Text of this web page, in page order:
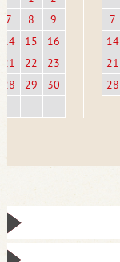
7
8
9
14
15
16
21
22
23
28
29 30
7
14
21
28